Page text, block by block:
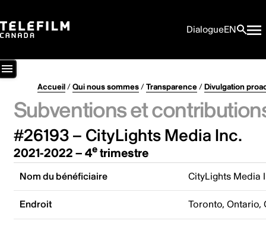
DialogueEN
Accueil/Qui nous sommes/Transparence/Divulgation
Subventions et
#26193 – CityLights Media Inc.
2021-2022 – 4etrimestre
Nom du bénéficiaire CityLights Media
Endroit Toronto, Ontario,